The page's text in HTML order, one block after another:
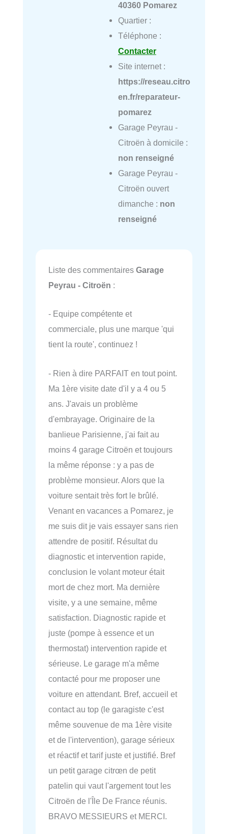
40360 Pomarez
Quartier :
Téléphone :
Contacter
Site internet :
https://reseau.citro
en.fr/reparateur-
pomarez
Garage Peyrau -
Citroën à domicile :
non renseigné
Garage Peyrau -
Citroën ouvert
dimanche : non
renseigné
Liste des commentaires Garage
Peyrau - Citroën :
- Equipe compétente et
commerciale, plus une marque 'qui
tient la route', continuez !
- Rien à dire PARFAIT en tout point.
Ma 1ère visite date d'il y a 4 ou 5
ans. J'avais un problème
d'embrayage. Originaire de la
banlieue Parisienne, j'ai fait au
moins 4 garage Citroën et toujours
la même réponse : y a pas de
problème monsieur. Alors que la
voiture sentait très fort le brûlé.
Venant en vacances a Pomarez, je
me suis dit je vais essayer sans rien
attendre de positif. Résultat du
diagnostic et intervention rapide,
conclusion le volant moteur était
mort de chez mort. Ma dernière
visite, y a une semaine, même
satisfaction. Diagnostic rapide et
juste (pompe à essence et un
thermostat) intervention rapide et
sérieuse. Le garage m'a même
contacté pour me proposer une
voiture en attendant. Bref, accueil et
contact au top (le garagiste c'est
même souvenue de ma 1ère visite
et de l'intervention), garage sérieux
et réactif et tarif juste et justifié. Bref
un petit garage citrœn de petit
patelin qui vaut l'argement tout les
Citroën de l'Île De France réunis.
BRAVO MESSIEURS et MERCI.